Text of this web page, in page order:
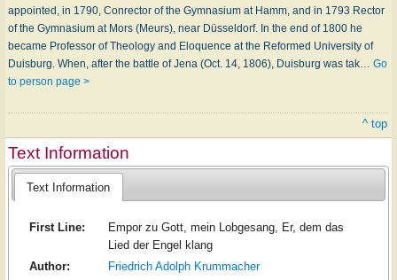
appointed, in 1790, Conrector of the Gymnasium at Hamm, and in 1793 Rector
of the Gymnasium at Mors (Meurs), near Düsseldorf. In the end of 1800 he
became Professor of Theology and Eloquence at the Reformed University of
Duisburg. When, after the battle of Jena (Oct. 14, 1806), Duisburg was tak… Go
to person page >
^ top
Text Information
Text Information
First Line:
Empor zu Gott, mein Lobgesang, Er, dem das
Lied der Engel klang
Author:
Friedrich Adolph Krummacher